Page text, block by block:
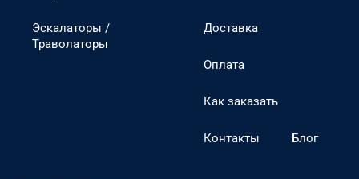
Эскалаторы /
Траволаторы
Доставка
Оплата
Как заказать
Контакты Блог